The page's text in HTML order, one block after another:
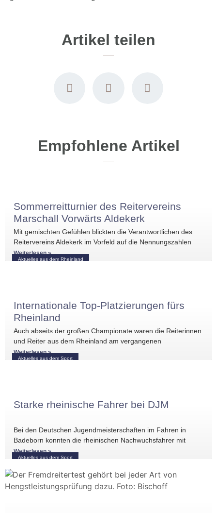
Artikel teilen
Empfohlene Artikel
Aktuelles aus dem Rheinland
Sommerreitturnier des Reitervereins
Marschall Vorwärts Aldekerk
Mit gemischten Gefühlen blickten die Verantwortlichen des
Reitervereins Aldekerk im Vorfeld auf die Nennungszahlen
vergleichbarer Turniere in der näheren Umgebung. Umso
größer war die
Weiterlesen »
Aktuelles aus dem Sport
Internationale Top-Platzierungen fürs
Rheinland
Auch abseits der großen Championate waren die Reiterinnen
und Reiter aus dem Rheinland am vergangenen
Wochenende international erfolgreich unterwegs. Bei
Weiterlesen »
Aktuelles aus dem Sport
Starke rheinische Fahrer bei DJM
Bei den Deutschen Jugendmeisterschaften im Fahren in
Badeborn konnten die rheinischen Nachwuchsfahrer mit
mehreren vorderen Platzierungen überzeugen. Frederik
Koitka erreichte
Weiterlesen »